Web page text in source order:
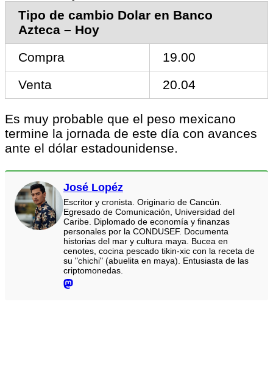
Tipo de cambio Dolar en Banco
Azteca – Hoy
Compra
19.00
Venta
20.04
Es muy probable que el peso mexicano
termine la jornada de este día con avances
ante el dólar estadounidense.
José Lopéz
Escritor y cronista. Originario de Cancún.
Egresado de Comunicación, Universidad del
Caribe. Diplomado de economía y finanzas
personales por la CONDUSEF. Documenta
historias del mar y cultura maya. Bucea en
cenotes, cocina pescado tikin-xic con la receta de
su "chichi" (abuelita en maya). Entusiasta de las
criptomonedas.